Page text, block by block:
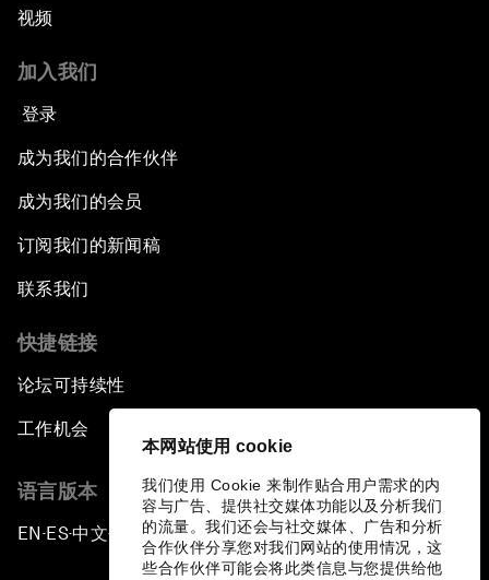
本网站使用 cookie
我们使用 Cookie 来制作贴合用户需求的内
容与广告、提供社交媒体功能以及分析我们
的流量。我们还会与社交媒体、广告和分析
合作伙伴分享您对我们网站的使用情况，这
些合作伙伴可能会将此类信息与您提供给他
视频
加入我们
登录
成为我们的合作伙伴
成为我们的会员
订阅我们的新闻稿
联系我们
快捷链接
论坛可持续性
工作机会
语言版本
EN ▪ ES▪中文▪ 日本語